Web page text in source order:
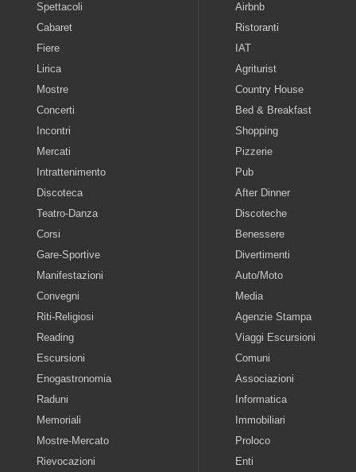
Spettacoli
Cabaret
Fiere
Lirica
Mostre
Concerti
Incontri
Mercati
Intrattenimento
Discoteca
Teatro-Danza
Corsi
Gare-Sportive
Manifestazioni
Convegni
Riti-Religiosi
Reading
Escursioni
Enogastronomia
Raduni
Memoriali
Mostre-Mercato
Rievocazioni
Airbnb
Ristoranti
IAT
Agriturist
Country House
Bed & Breakfast
Shopping
Pizzerie
Pub
After Dinner
Discoteche
Benessere
Divertimenti
Auto/Moto
Media
Agenzie Stampa
Viaggi Escursioni
Comuni
Associazioni
Informatica
Immobiliari
Proloco
Enti